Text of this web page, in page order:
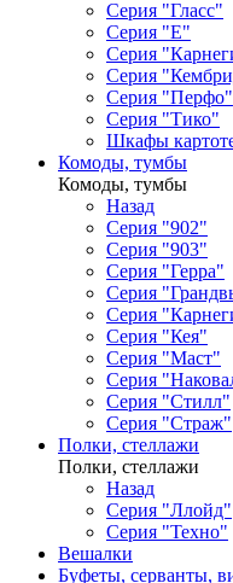
Серия "Гласс"
Серия "Е"
Серия
Серия
Серия "Перфо"
Серия "Тико"
Шкафы
Комоды, тумбы
Комоды, тумбы
Назад
Серия "902"
Серия "903"
Серия "Герра"
Серия
Серия
Серия "Кея"
Серия "Маст"
Серия
Серия "Стилл"
Серия "Страж"
Полки, стеллажи
Полки, стеллажи
Назад
Серия "Ллойд"
Серия "Техно"
Вешалки
Буфеты, серванты,